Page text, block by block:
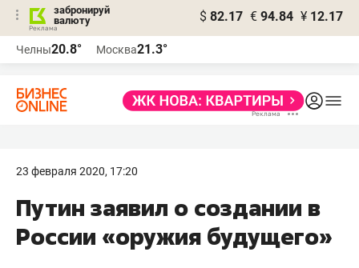
забронируй
валюту
$ 82.17 € 94.84 ¥ 12.17
Челны20.8° Москва21.3°
23 февраля 2020, 17:20
Путин заявил о создании в
России «оружия будущего»